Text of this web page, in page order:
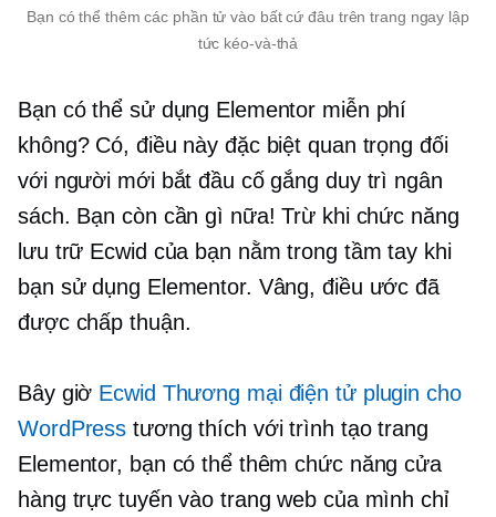
Bạn có thể thêm các phần tử vào bất cứ đâu trên trang ngay lập
tức kéo-và-thả
Bạn có thể sử dụng Elementor miễn phí
không? Có, điều này đặc biệt quan trọng đối
với người mới bắt đầu cố gắng duy trì ngân
sách. Bạn còn cần gì nữa! Trừ khi chức năng
lưu trữ Ecwid của bạn nằm trong tầm tay khi
bạn sử dụng Elementor. Vâng, điều ước đã
được chấp thuận.
Bây giờ Ecwid Thương mại điện tửplugin cho
WordPress tương thích với trình tạo trang
Elementor, bạn có thể thêm chức năng cửa
hàng trực tuyến vào trang web của mình chỉ